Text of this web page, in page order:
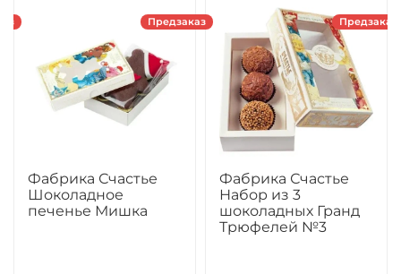
Фабрика Счастье
Шоколадное
печенье Мишка
Предзаказ
Фабрика Счастье
Набор из 3
шоколадных Гранд
Трюфелей №3
Предзаказ